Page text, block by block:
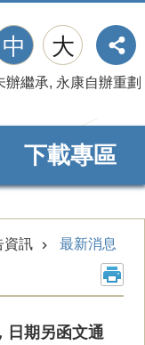
辦繼承 永康自辦重劃
中 大
下載專區
資訊 最新消息
日期另函文通